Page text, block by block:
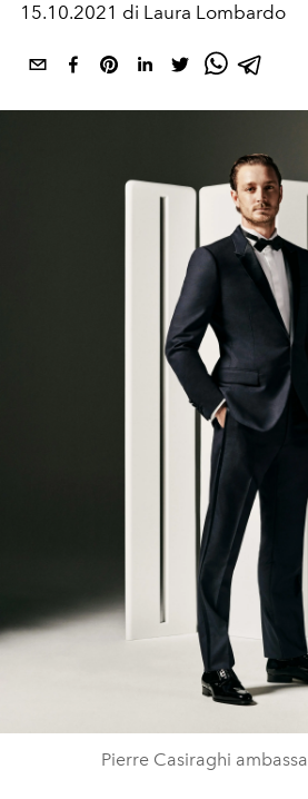
15.10.2021 di Laura Lombardo
Pierre Casiraghi